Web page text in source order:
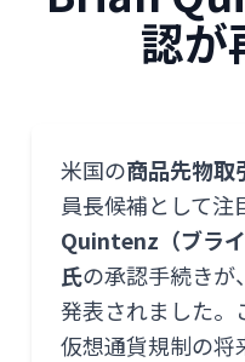
認が
米国の商品先物取
員長候補として注
Quintenz（ブライ
氏の承認手続きが
発表されました。
仮想通貨規制の将